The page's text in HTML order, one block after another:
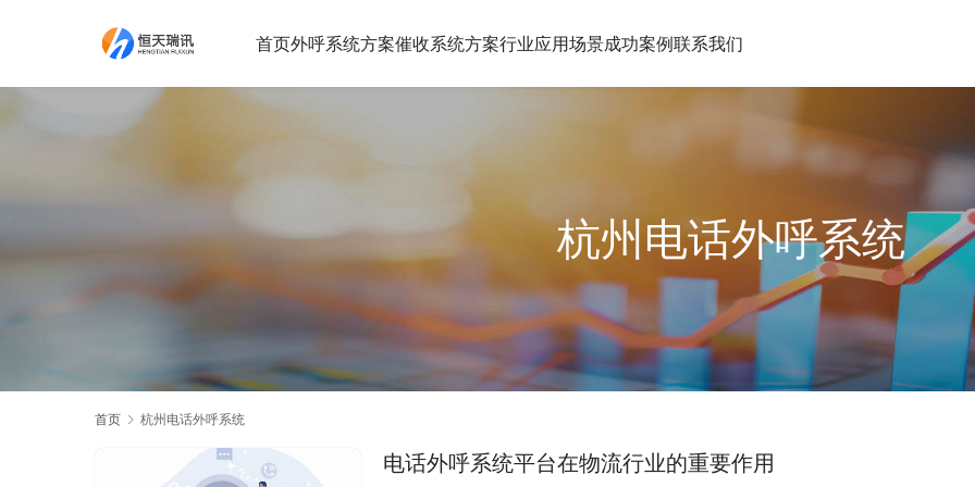
首页外呼系统方案催收系统方案行业应用场景成功案例联系我们
杭州电话外呼系统
首页 杭州电话外呼系统
电话外呼系统平台在物流行业的重要作用